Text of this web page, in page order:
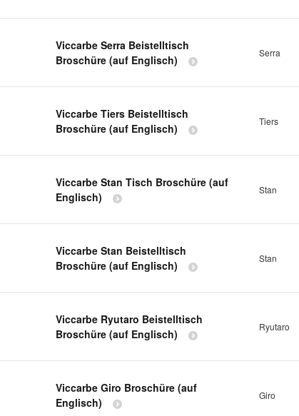
Viccarbe Serra Beistelltisch
Broschüre (auf Englisch)
Serra
Viccarbe Tiers Beistelltisch
Broschüre (auf Englisch)
Tiers
Viccarbe Stan Tisch Broschüre (auf
Englisch)
Stan
Viccarbe Stan Beistelltisch
Broschüre (auf Englisch)
Stan
Viccarbe Ryutaro Beistelltisch
Broschüre (auf Englisch)
Ryutaro
Viccarbe Giro Broschüre (auf
Englisch)
Giro